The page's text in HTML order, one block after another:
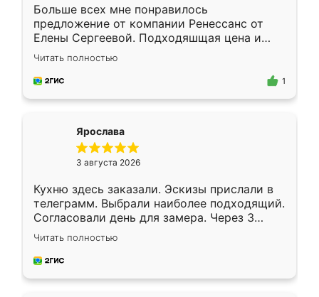
Больше всех мне понравилось
предложение от компании Ренессанс от
Елены Сергеевой. Подходяшщая цена и
короткие сроки изготовления. Приехавший
для замера сотрудник Владислав
предложил по моему эскизу самый
Читать полностью
1
Ярослава
3 августа 2026
Кухню здесь заказали. Эскизы прислали в
телеграмм. Выбрали наиболее подходящий.
Согласовали день для замера. Через 3
недели кухня была уже готова. Остались
довольны работой. Спасибо Ренессанс
мебель за качественную работу!
Читать полностью